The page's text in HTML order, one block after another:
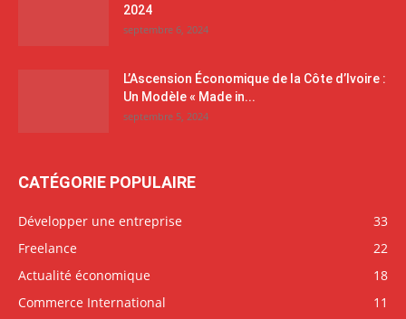
2024
septembre 6, 2024
L’Ascension Économique de la Côte d’Ivoire :
Un Modèle « Made in...
septembre 5, 2024
CATÉGORIE POPULAIRE
Développer une entreprise
33
Freelance
22
Actualité économique
18
Commerce International
11